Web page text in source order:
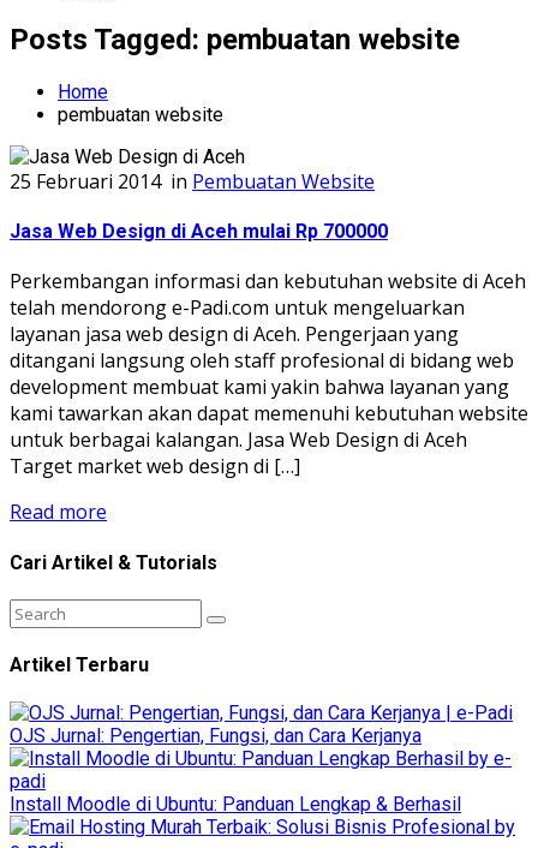
Posts Tagged: pembuatan website
Home
pembuatan website
25 Februari 2014 in Pembuatan Website
Jasa Web Design di Aceh mulai Rp 700000
Perkembangan informasi dan kebutuhan website di Aceh
telah mendorong e-Padi.com untuk mengeluarkan
layanan jasa web design di Aceh. Pengerjaan yang
ditangani langsung oleh staff profesional di bidang web
development membuat kami yakin bahwa layanan yang
kami tawarkan akan dapat memenuhi kebutuhan website
untuk berbagai kalangan. Jasa Web Design di Aceh
Target market web design di […]
Read more
Cari Artikel & Tutorials
Artikel Terbaru
OJS Jurnal: Pengertian, Fungsi, dan Cara Kerjanya
Install Moodle di Ubuntu: Panduan Lengkap & Berhasil